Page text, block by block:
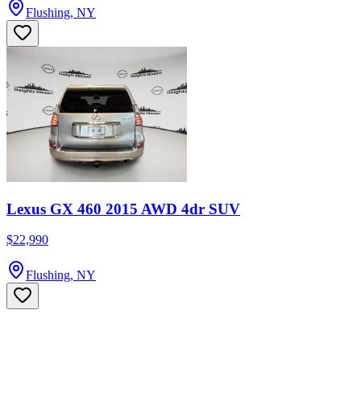
Flushing, NY
Lexus GX 460 2015 AWD 4dr SUV
$22,990
Flushing, NY